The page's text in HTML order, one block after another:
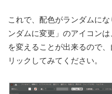
これで、配色がランダムに
ンダムに変更」のアイコン
を変えることが出来るので
リックしてみてください。